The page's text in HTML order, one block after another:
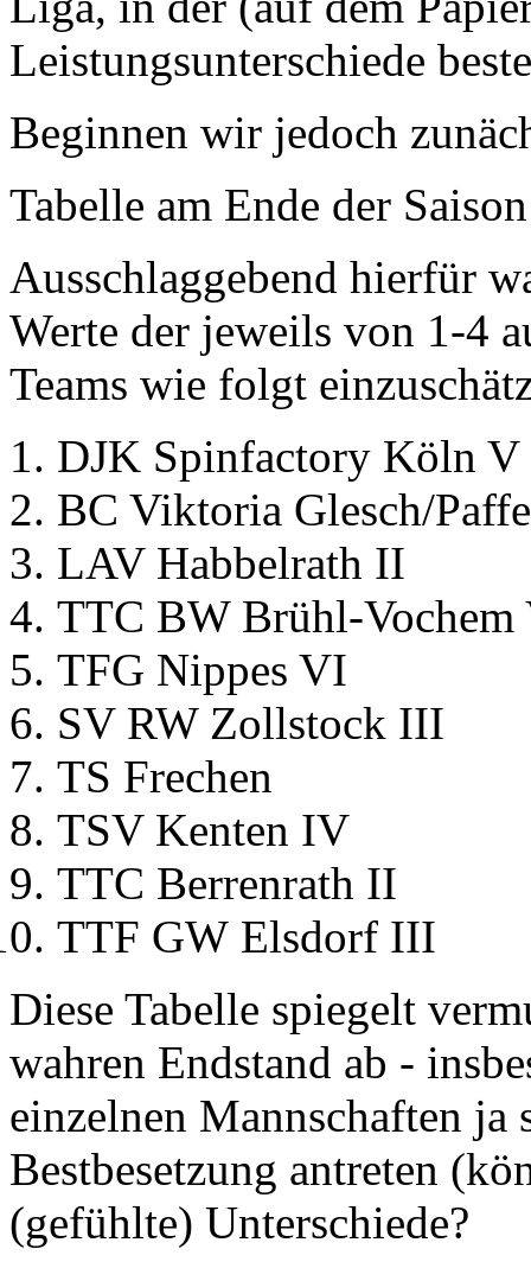
Leistungsunterschiede
Beginnen wir jedoch
Tabelle am Ende der
Ausschlaggebend hierfür
Werte der jeweils von 1-4
Teams wie folgt
DJK Spinfactory Köln V
BC Viktoria Glesch/
LAV Habbelrath II
TTC BW Brühl-Vochem
TFG Nippes VI
SV RW Zollstock III
TS Frechen
TSV Kenten IV
TTC Berrenrath II
TTF GW Elsdorf III
Diese Tabelle spiegelt
wahren Endstand ab -
einzelnen Mannschaften
Bestbesetzung antreten
(gefühlte) Unterschiede?